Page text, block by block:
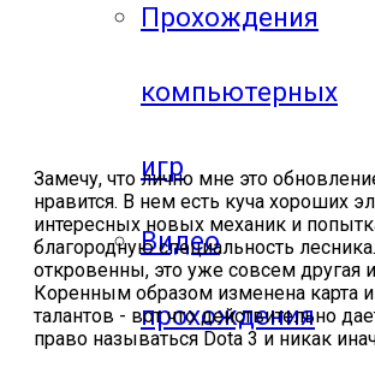
Прохождения
компьютерных
игр
Видео
прохождения
Замечу, что лично мне это
нравится. В нем есть куча хороших
интересных новых механик и
благородную специальность
откровенны, это уже совсем другая
Коренным образом изменена карта
талантов - вот что действительно
право называться Dota 3 и никак